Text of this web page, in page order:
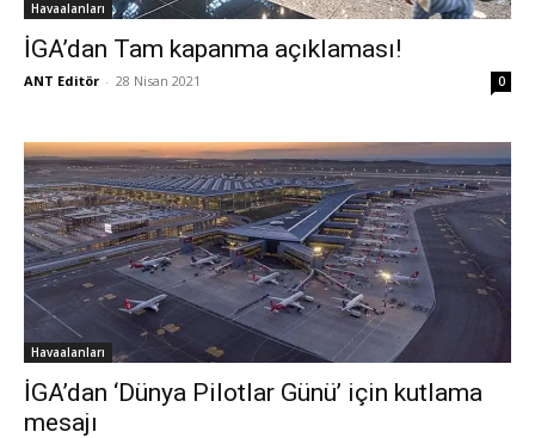
Havaalanları
İGA’dan Tam kapanma açıklaması!
ANT Editör - 28 Nisan 2021 0
Havaalanları
İGA’dan ‘Dünya Pilotlar Günü’ için kutlama
mesajı